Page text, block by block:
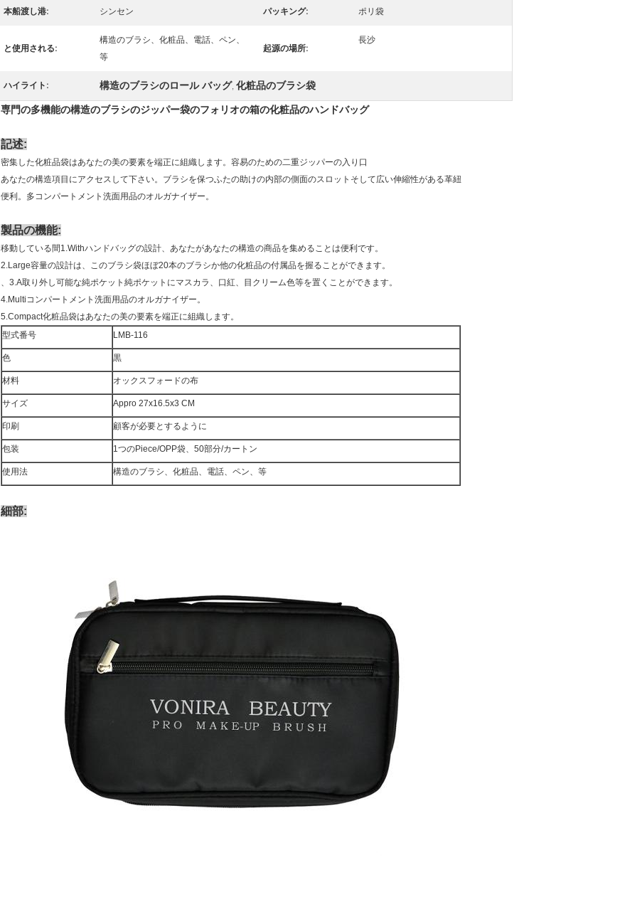
本船渡し港: シンセン パッキング: ポリ袋
と使用される:
構造のブラシ、化粧品、電話、ペン、
等
起源の場所:
長沙
ハイライト: 構造のブラシのロール バッグ, 化粧品のブラシ袋
専門の多機能の構造のブラシのジッパー袋のフォリオの箱の化粧品のハンドバッグ
記述:
密集した化粧品袋はあなたの美の要素を端正に組織します。容易のための二重ジッパーの入り口
あなたの構造項目にアクセスして下さい。ブラシを保つふたの助けの内部の側面のスロットそして広い伸縮性がある革紐
便利。多コンパートメント洗面用品のオルガナイザー。
製品の機能:
移動している間1.Withハンドバッグの設計、あなたがあなたの構造の商品を集めることは便利です。
2.Large容量の設計は、このブラシ袋ほぼ20本のブラシか他の化粧品の付属品を握ることができます。
、3.A取り外し可能な純ポケット純ポケットにマスカラ、口紅、目クリーム色等を置くことができます。
4.Multiコンパートメント洗面用品のオルガナイザー。
5.Compact化粧品袋はあなたの美の要素を端正に組織します。
型式番号
LMB-116
色 黒
材料 オックスフォードの布
サイズ Appro 27x16.5x3 CM
印刷 顧客が必要とするように
包装 1つのPiece/OPP袋、50部分/カートン
使用法 構造のブラシ、化粧品、電話、ペン、等
細部: